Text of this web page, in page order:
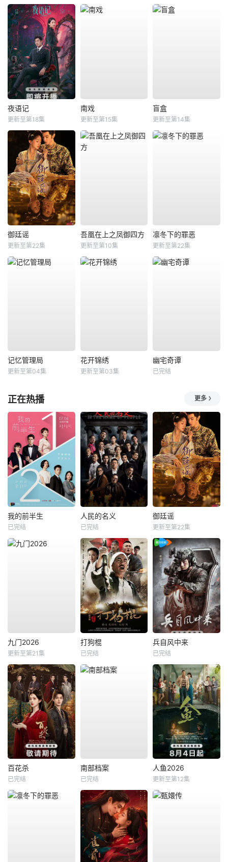
夜语记
更新至第18集
南戏
更新至第15集
盲盒
更新至第14集
御廷谣
更新至第22集
吾凰在上之凤御四方
更新至第10集
凛冬下的罪恶
更新至第22集
记忆管理局
更新至第04集
花开锦绣
更新至第03集
幽宅奇谭
已完结
正在热播 更多
我的前半生
已完结
人民的名义
已完结
御廷谣
更新至第22集
九门2026
更新至第21集
打狗棍
已完结
兵自风中来
已完结
百花杀
已完结
南部档案
已完结
人鱼2026
更新至第12集